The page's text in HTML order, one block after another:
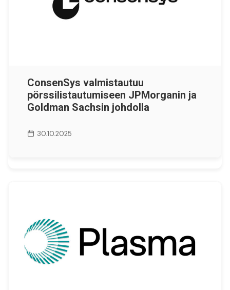
ConsenSys valmistautuu
pörssilistautumiseen JPMorganin ja
Goldman Sachsin johdolla
30.10.2025